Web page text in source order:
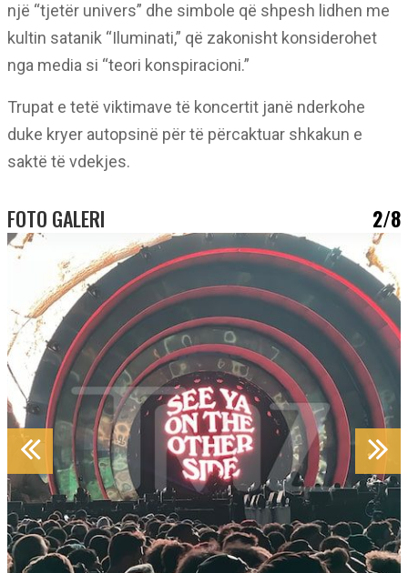
një “tjetër univers” dhe simbole që shpesh lidhen me
kultin satanik “Iluminati,” që zakonisht konsiderohet
nga media si “teori konspiracioni.”
Trupat e tetë viktimave të koncertit janë nderkohe
duke kryer autopsinë për të përcaktuar shkakun e
saktë të vdekjes.
FOTO GALERI 2/8